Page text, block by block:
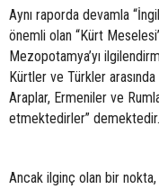
Aynı raporda devamla
önemli olan “Kürt
Mezopotamya’yı
Kürtler ve Türkler
Araplar, Ermeniler ve
etmektedirler” demektedir.
Ancak ilginç olan bir